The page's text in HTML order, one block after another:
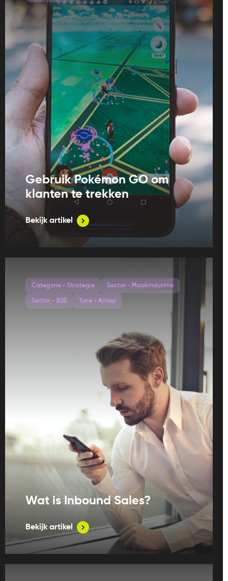
Gebruik Pokémon GO om
klanten te trekken
Bekijk artikel
Categorie - Strategie Sector - Maakindustrie
Sector - B2B Type - Artikel
Wat is Inbound Sales?
Bekijk artikel